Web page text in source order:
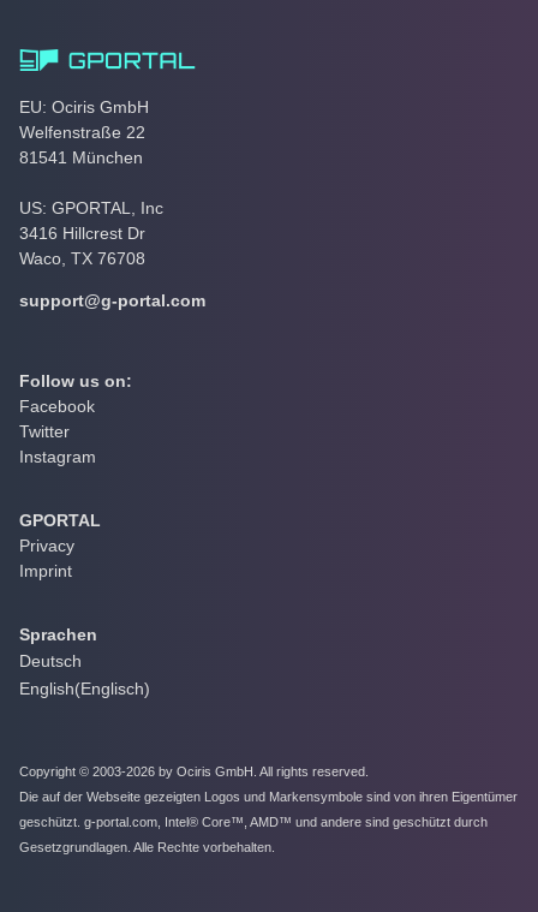
EU: Ociris GmbH
Welfenstraße 22
81541 München
US: GPORTAL, Inc
3416 Hillcrest Dr
Waco, TX 76708
support@g-portal.com
Follow us on:
Facebook
Twitter
Instagram
GPORTAL
Privacy
Imprint
Sprachen
Deutsch
English(Englisch)
Copyright © 2003-2026 by Ociris GmbH. All rights reserved.
Die auf der Webseite gezeigten Logos und Markensymbole sind von ihren Eigentümer
geschützt. g-portal.com, Intel® Core™, AMD™ und andere sind geschützt durch
Gesetzgrundlagen. Alle Rechte vorbehalten.